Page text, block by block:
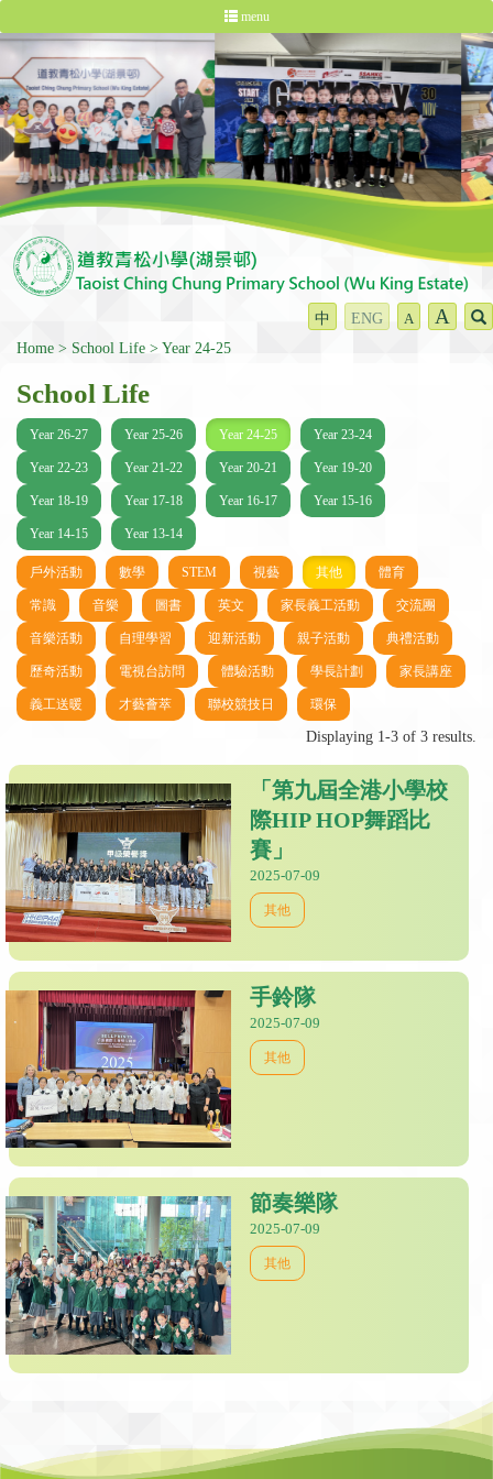
menu
中 ENG A A
Home School Life Year 24-25
School Life
Year 26-27 Year 25-26 Year 24-25 Year 23-24
Year 22-23 Year 21-22 Year 20-21 Year 19-20
Year 18-19 Year 17-18 Year 16-17 Year 15-16
Year 14-15 Year 13-14
戶外活動 數學 STEM 視藝 其他 體育
常識 音樂 圖書 英文 家長義工活動 交流團
音樂活動 自理學習 迎新活動 親子活動 典禮活動
歷奇活動 電視台訪問 體驗活動 學長計劃 家長講座
義工送暖 才藝薈萃 聯校競技日 環保
Displaying 1-3 of 3 results.
「第九屆全港小學校
際HIP HOP舞蹈比
賽」
2025-07-09
其他
手鈴隊
2025-07-09
其他
節奏樂隊
2025-07-09
其他